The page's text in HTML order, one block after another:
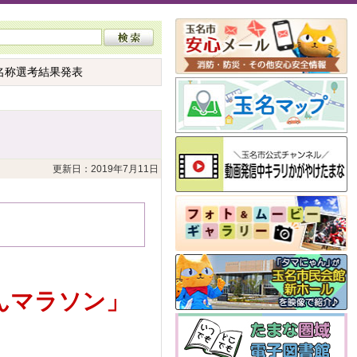
選考結果発表
更新日：2019年7月11日
ラソン」